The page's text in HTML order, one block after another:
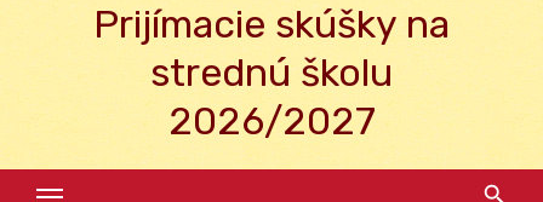
Prijímacie skúšky na
strednú školu
2026/2027